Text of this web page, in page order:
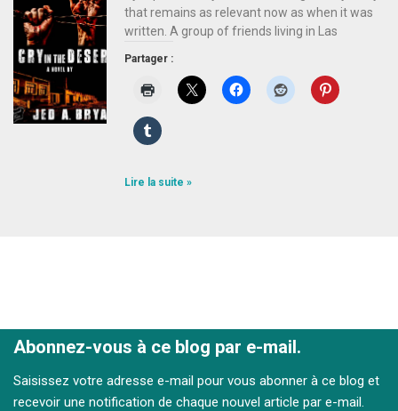
that remains as relevant now as when it was
written. A group of friends living in Las
Partager :
Lire la suite »
Abonnez-vous à ce blog par e-mail.
Saisissez votre adresse e-mail pour vous abonner à ce blog et
recevoir une notification de chaque nouvel article par e-mail.